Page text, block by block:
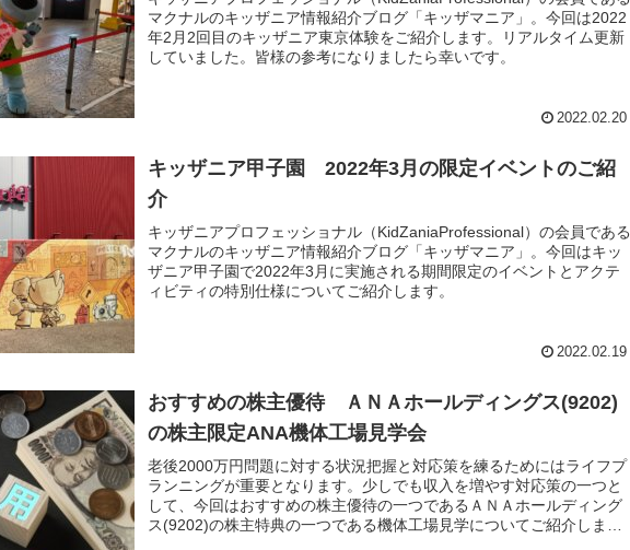
マクナルのキッザニア情報紹介ブログ「キッザマニア」。今回は2022
年2月2回目のキッザニア東京体験をご紹介します。リアルタイム更新
していました。皆様の参考になりましたら幸いです。
2022.02.20
キッザニア甲子園 2022年3月の限定イベントのご紹
介
キッザニアプロフェッショナル（KidZaniaProfessional）の会員である
マクナルのキッザニア情報紹介ブログ「キッザマニア」。今回はキッ
ザニア甲子園で2022年3月に実施される期間限定のイベントとアクテ
ィビティの特別仕様についてご紹介します。
2022.02.19
おすすめの株主優待 ＡＮＡホールディングス(9202)
の株主限定ANA機体工場見学会
老後2000万円問題に対する状況把握と対応策を練るためにはライフプ
ランニングが重要となります。少しでも収入を増やす対応策の一つと
して、今回はおすすめの株主優待の一つであるＡＮＡホールディング
ス(9202)の株主特典の一つである機体工場見学についてご紹介しま